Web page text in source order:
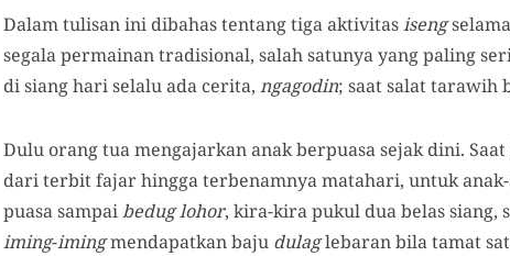
Dalam tulisan ini dibahas tentang tiga aktivitasiseng
segala permainan tradisional, salah satunya yang paling
di siang hari selalu ada cerita, ngagodin; saat salat tarawih
Dulu orang tua mengajarkan anak berpuasa sejak dini.
dari terbit fajar hingga terbenamnya matahari, untuk
puasa sampaibeduglohor, kira-kira pukul dua belas siang,
iming-imingmendapatkan baju dulaglebaran bila tamat